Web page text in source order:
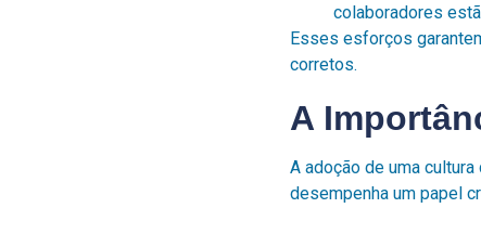
colaboradores
Esses esforços
corretos.
A
A adoção de uma
desempenha um papel